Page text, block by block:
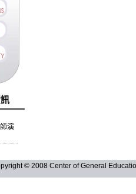
演
© 2008 Center of General